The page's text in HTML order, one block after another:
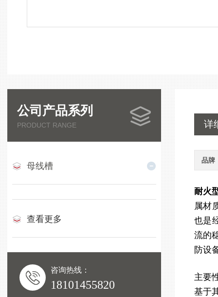
公司产品系列
PRODUCT RANGE
母线槽
查看更多
咨询热线：
18101455820
详
品牌
耐火
属材
也是
流的
防设
主要
基于